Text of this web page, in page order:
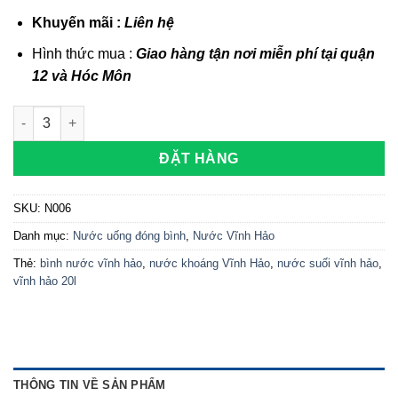
Khuyến mãi : Liên hệ
Hình thức mua : Giao hàng tận nơi miễn phí tại quận
12 và Hóc Môn
Nước khoáng Vĩnh Hảo 20l Bình úp số lượng
ĐẶT HÀNG
SKU: N006
Danh mục: Nước uống đóng bình Nước Vĩnh Hảo
Thẻ: bình nước vĩnh hảo nước khoáng Vĩnh Hảo nước suối vĩnh hảo
vĩnh hảo 20l
THÔNG TIN VỀ SẢN PHẨM